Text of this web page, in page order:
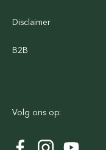
Disclaimer
B2B
Volg ons op: